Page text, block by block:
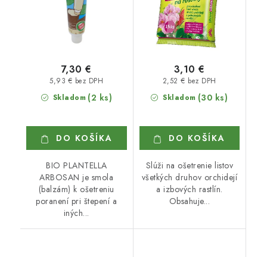
Skladom (2 ks)
5,93 € bez DPH
7,30 €
DO KOŠÍKA
BIO PLANTELLA
ARBOSAN je smola
(balzám) k ošetreniu
poranení pri štepení a
iných...
Skladom (30 ks)
2,52 € bez DPH
3,10 €
DO KOŠÍKA
Slúži na ošetrenie listov
všetkých druhov orchidejí
a izbových rastlín.
Obsahuje...